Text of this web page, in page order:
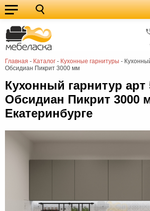
Главная - Каталог - Кухонные гарнитуры -
Обсидиан Пикрит 3000 мм
Кухонные
гарнитуры
Мебель
для
кухни
Мебель
для
спальни
Кровати
Шкафы
Диваны
Мягкая
прихожей
Комоды
Кухонный гарнитур арт
Обсидиан Пикрит 3000
Екатеринбурге